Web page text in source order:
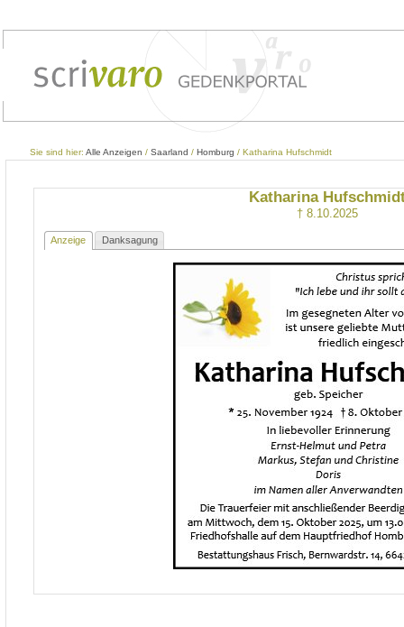
Sie sind hier: Alle Anzeigen / Saarland / Homburg / Katharina Hufschmidt
Katharina
† 8.10.2025
Anzeige Danksagung